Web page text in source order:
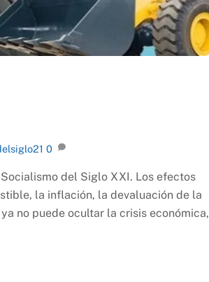
0
del Siglo XXI. Los efectos
la inflación, la devaluación de la
no puede ocultar la crisis económica,